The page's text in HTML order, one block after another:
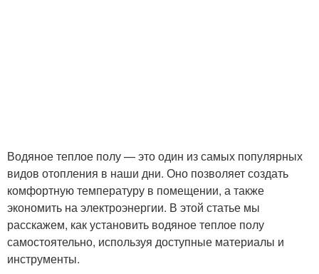
Водяное теплое полу — это один из самых популярных
видов отопления в наши дни. Оно позволяет создать
комфортную температуру в помещении, а также
экономить на электроэнергии. В этой статье мы
расскажем, как установить водяное теплое полу
самостоятельно, используя доступные материалы и
инструменты.